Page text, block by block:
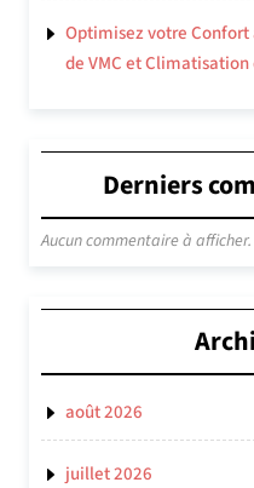
Optimisez votre
de VMC et
Derniers
Aucun commentaire à afficher.
août 2026
juillet 2026